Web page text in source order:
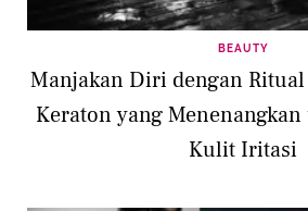
BEAUTY
Manjakan Diri dengan
Keraton yang
Kulit Iritasi